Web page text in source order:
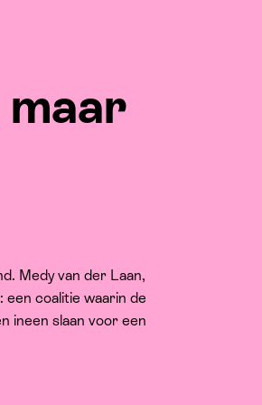
Medy van der Laan,
een coalitie waarin de
ineen slaan voor een